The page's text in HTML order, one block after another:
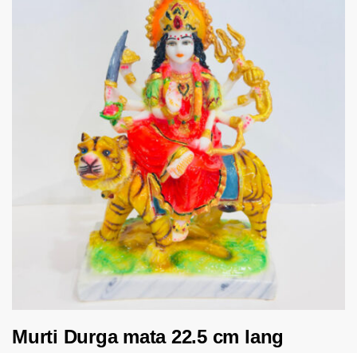
Murti Durga mata 22.5 cm lang